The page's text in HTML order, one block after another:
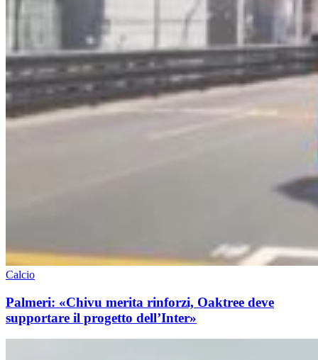
Calcio
Palmeri: «Chivu merita rinforzi, Oaktree deve
supportare il progetto dell’Inter»